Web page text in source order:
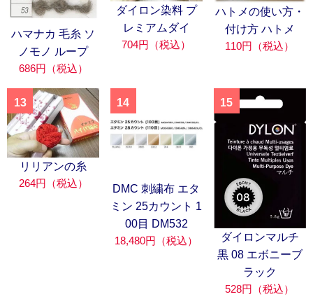
ハマナカ 毛糸 ソ
ノモノ ループ
686円（税込）
ダイロン染料 プ
レミアムダイ
704円（税込）
ハトメの使い方・
付け方 ハトメ
110円（税込）
13
リリアンの糸
264円（税込）
14
DMC 刺繍布 エタ
ミン 25カウント 1
00目 DM532
18,480円（税込）
15
ダイロンマルチ
黒 08 エボニーブ
ラック
528円（税込）